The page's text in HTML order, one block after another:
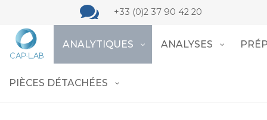
 +33 (0)2 37 90 42 20
ANALYTIQUES ANALYSES
PIÈCES DÉTACHÉES